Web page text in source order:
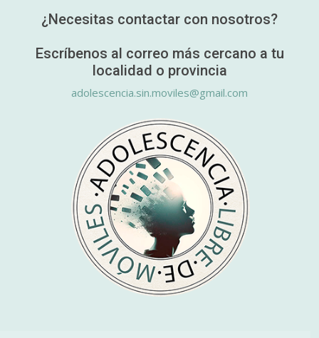
¿Necesitas contactar con nosotros?
Escríbenos al correo más cercano a tu
localidad o provincia
adolescencia.sin.moviles@gmail.com